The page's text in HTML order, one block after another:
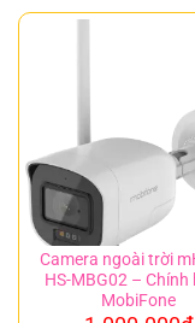
Camera ngoài trời
HS-MBG02 – Chính
MobiFone